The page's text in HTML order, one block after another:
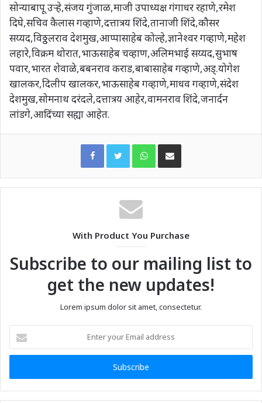
सोन्याबापू उऱ्हे,संजय गुंजाळ,माजी उपाध्यक्ष गंगाधर रहाणे,रमेश
दिघे,सचिव कैलास गव्हाणे,दत्तात्रय शिंदे,तानाजी शिंदे,कौसर
सय्यद,विठ्ठलराव देशमुख,आप्पासाहेब कोल्हे,ज्ञानेश्वर गव्हाणे,महेश
लहारे,विक्रम थोरात,भाऊसाहेब चव्हाण,अलिमभाई सय्यद,सुभाष
पवार,भारत शेवाळे,बबनराव कराड,बाबासाहेब गव्हाणे,अड्.योगेश
खालकर,दिलीप खालकर,भाऊसाहेब गव्हाणे,माधव गव्हाणे,संदेश
देशमुख,सोमनाथ दरंदले,दत्तात्रय आहेर,वामनराव शिंदे,जनार्दन
लांडगे,आदिंच्या सह्या आहेत.
WhatsAppShare via Email
With Product You Purchase
Subscribe to our mailing list to
get the new updates!
Lorem ipsum dolor sit amet, consectetur.
your
Email